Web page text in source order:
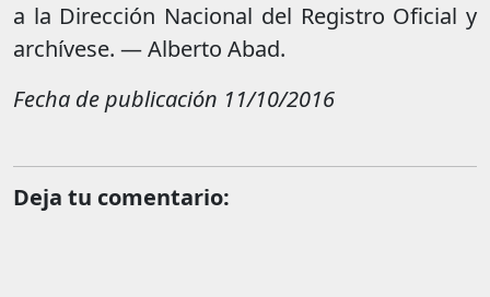
a la Dirección Nacional del Registro Oficial y
archívese. — Alberto Abad.
Fecha de publicación 11/10/2016
Deja tu comentario: